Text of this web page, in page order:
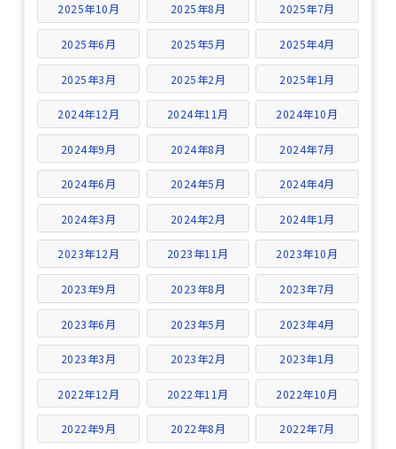
2025年10月 2025年8月 2025年7月
2025年6月 2025年5月 2025年4月
2025年3月 2025年2月 2025年1月
2024年12月 2024年11月 2024年10月
2024年9月 2024年8月 2024年7月
2024年6月 2024年5月 2024年4月
2024年3月 2024年2月 2024年1月
2023年12月 2023年11月 2023年10月
2023年9月 2023年8月 2023年7月
2023年6月 2023年5月 2023年4月
2023年3月 2023年2月 2023年1月
2022年12月 2022年11月 2022年10月
2022年9月 2022年8月 2022年7月